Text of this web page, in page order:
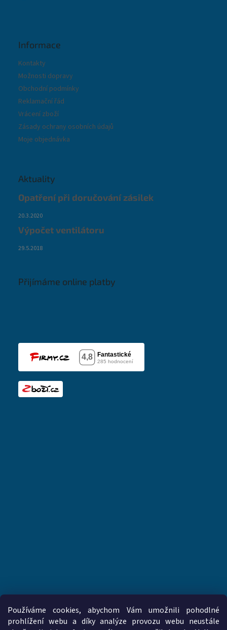
Používáme cookies, abychom Vám umožnili pohodlné
prohlížení webu a díky analýze provozu webu neustále
Informace
Kontakty
Možnosti dopravy
Obchodní podmínky
Reklamační řád
Vrácení zboží
Zásady ochrany osobních údajů
Moje objednávka
Aktuality
Opatření při doručování zásilek
20.3.2020
Výpočet ventilátoru
29.5.2018
Přijímáme online platby